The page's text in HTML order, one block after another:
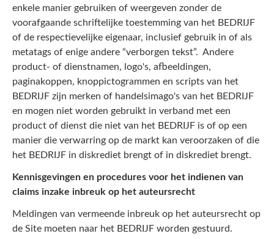
enkele manier gebruiken of weergeven zonder de
voorafgaande schriftelijke toestemming van het BEDRIJF
of de respectievelijke eigenaar, inclusief gebruik in of als
metatags of enige andere “verborgen tekst”. Andere
product- of dienstnamen, logo's, afbeeldingen,
paginakoppen, knoppictogrammen en scripts van het
BEDRIJF zijn merken of handelsimago's van het BEDRIJF
en mogen niet worden gebruikt in verband met een
product of dienst die niet van het BEDRIJF is of op een
manier die verwarring op de markt kan veroorzaken of die
het BEDRIJF in diskrediet brengt of in diskrediet brengt.
Kennisgevingen en procedures voor het indienen van
claims inzake inbreuk op het auteursrecht
Meldingen van vermeende inbreuk op het auteursrecht op
de Site moeten naar het BEDRIJF worden gestuurd.